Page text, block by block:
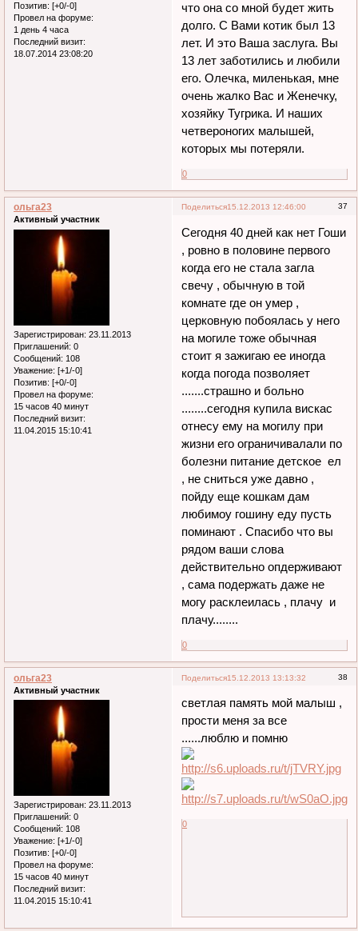
Позитив: [+0/-0]
Провел на форуме:
1 день 4 часа
Последний визит:
18.07.2014 23:08:20
что она со мной будет жить
долго. С Вами котик был 13
лет. И это Ваша заслуга. Вы
13 лет заботились и любили
его. Олечка, миленькая, мне
очень жалко Вас и Женечку,
хозяйку Тугрика. И наших
четвероногих малышей,
которых мы потеряли.
0
Поделиться 37
15.12.2013 12:46:00
ольга23
Активный участник
Зарегистрирован: 23.11.2013
Приглашений: 0
Сообщений: 108
Уважение: [+1/-0]
Позитив: [+0/-0]
Провел на форуме:
15 часов 40 минут
Последний визит:
11.04.2015 15:10:41
Сегодня 40 дней как нет Гоши
, ровно в половине первого
когда его не стала загла
свечу , обычную в той
комнате где он умер ,
церковную побоялась у него
на могиле тоже обычная
стоит я зажигаю ее иногда
когда погода позволяет
.......страшно и больно
........сегодня купила вискас
отнесу ему на могилу при
жизни его ограничивалали по
болезни питание детское ел
, не сниться уже давно ,
пойду еще кошкам дам
любимоу гошину еду пусть
поминают . Спасибо что вы
рядом ваши слова
действительно опдерживают
, сама подержать даже не
могу расклеилась , плачу и
плачу........
0
Поделиться 38
15.12.2013 13:13:32
ольга23
Активный участник
Зарегистрирован: 23.11.2013
Приглашений: 0
Сообщений: 108
Уважение: [+1/-0]
Позитив: [+0/-0]
Провел на форуме:
15 часов 40 минут
Последний визит:
11.04.2015 15:10:41
светлая память мой малыш ,
прости меня за все
......люблю и помню
0